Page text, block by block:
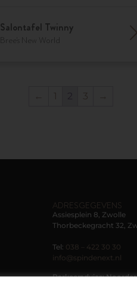
Salontafel Twinny
Bree's New World
← 1 3 →
ADRESGEGEVENS
Assiesplein 8, Zwolle
Thorbeckegracht 32,
Tel: 038 – 422 30 30
info@spindenext.nl
Parkeeradvies: